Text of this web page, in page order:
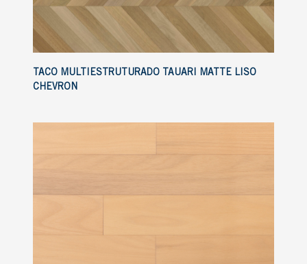
TACO MULTIESTRUTURADO TAUARI MATTE LISO
CHEVRON